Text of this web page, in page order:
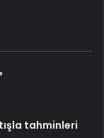
tahminleri